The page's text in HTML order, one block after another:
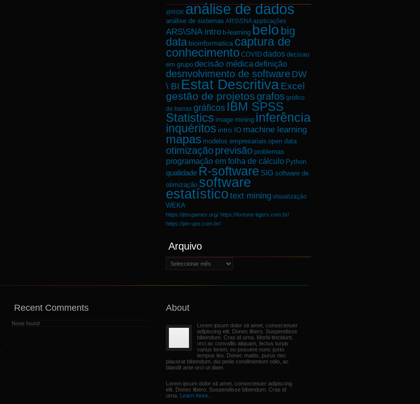
@RISK análise de dados
análise de sistemas ARS\SNA applicações
ARS\SNA intro b-learning belo big
data bioinformatica captura de
conhecimento COVID dados decisao
em grupo decisão médicadefinição
desnvolvimento de software DW
\ BI Estat DescritivaExcel
gestão de projetos grafos gráfico
de barras gráficos IBM SPSS
Statistics image mining inferência
inquéritos intro IO machine learning
mapas modelos empresariais open data
otimizaçãoprevisão problemas
programação em folha de cálculo Python
qualidade R-software SIG software de
otimização software
estatístico text mining visualização
WEKA
https://jetxgames.org/ https://fortune-tigers.com.br/
https://pin-ups.com.br/
Arquivo
Arquivo
Recent Comments
None found
About
Lorem ipsum dolor sit amet, consectetuer
adipiscing elit. Donec libero. Suspendisse
bibendum. Cras id urna. Morbi tincidunt,
orci ac convallis aliquam, lectus turpis
varius lorem, eu posuere nunc justo
tempus leo. Donec mattis, purus nec
placerat bibendum, dui pede condimentum odio, ac
blandit ante orci ut diam.
Lorem ipsum dolor sit amet, consectetuer adipiscing
elit. Donec libero. Suspendisse bibendum. Cras id
urna. Learn more...